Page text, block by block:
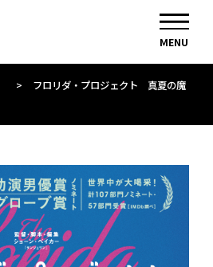
>
フロリダ・プロジェクト 真夏の魔